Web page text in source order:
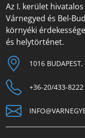
Az I. kerület
Várnegyed és Bel-
környéki
és helytörténet.
1016
+36-20/433-8222